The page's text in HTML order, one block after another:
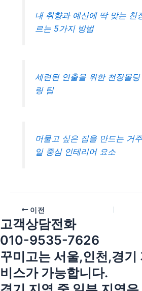
내 취향과 예산에 딱 맞는 천
르는 5가지 방법
세련된 연출을 위한 천장몰
링 팁
머물고 싶은 집을 만드는 거
일 중심 인테리어 요소
이전
고객상담전화
010-9535-7626
꾸미고는 서울,인천,경기
비스가 가능합니다.